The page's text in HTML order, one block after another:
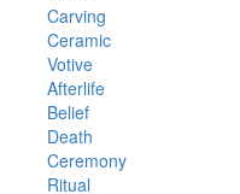
Carving
Ceramic
Votive
Afterlife
Belief
Death
Ceremony
Ritual